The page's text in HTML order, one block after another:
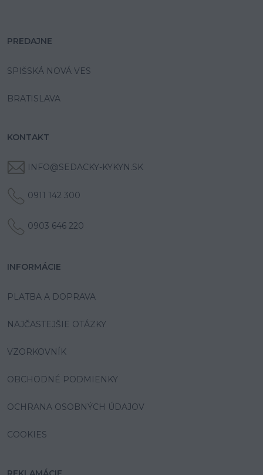
PREDAJNE
SPIŠSKÁ NOVÁ VES
BRATISLAVA
KONTAKT
INFO@SEDACKY-KYKYN.SK
0911 142 300
0903 646 220
INFORMÁCIE
PLATBA A DOPRAVA
NAJČASTEJŠIE OTÁZKY
VZORKOVNÍK
OBCHODNÉ PODMIENKY
OCHRANA OSOBNÝCH ÚDAJOV
COOKIES